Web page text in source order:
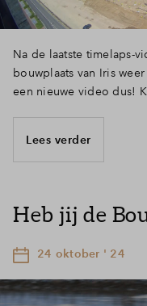
Na de laatste timelaps-
bouwplaats van Iris
een nieuwe video dus!
Lees verder
Heb jij de
24 oktober ' 24